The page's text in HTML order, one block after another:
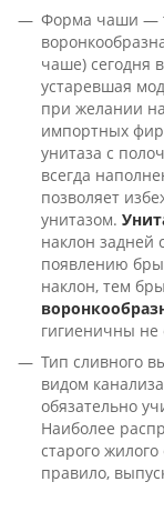
Форма чаши —
чаше) сегодня
устаревшая
при желании
импортных
унитаза с
всегда
позволяет
унитазом.
наклон задней
появлению
наклон, тем
гигиеничны
Тип сливного
видом
обязательно
Наиболее
старого
правило,